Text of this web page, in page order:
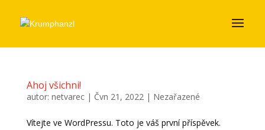
Ahoj všichni!
autor: netvarec| Čvn 21, 2022| Nezařazené
Vítejte ve WordPressu. Toto je váš první příspěvek.